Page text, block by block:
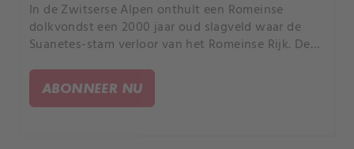
In de Zwitserse Alpen onthult een Romeinse
dolkvondst een 2000 jaar oud slagveld waar de
Suanetes-stam verloor van het Romeinse Rijk. De
onder leiding van Salomon August Andrée wordt
opnieuw onderzocht.
ABONNEER NU